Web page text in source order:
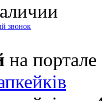
звонок
на портале